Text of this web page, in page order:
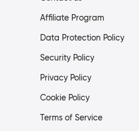
Affiliate Program
Data Protection Policy
Security Policy
Privacy Policy
Cookie Policy
Terms of Service